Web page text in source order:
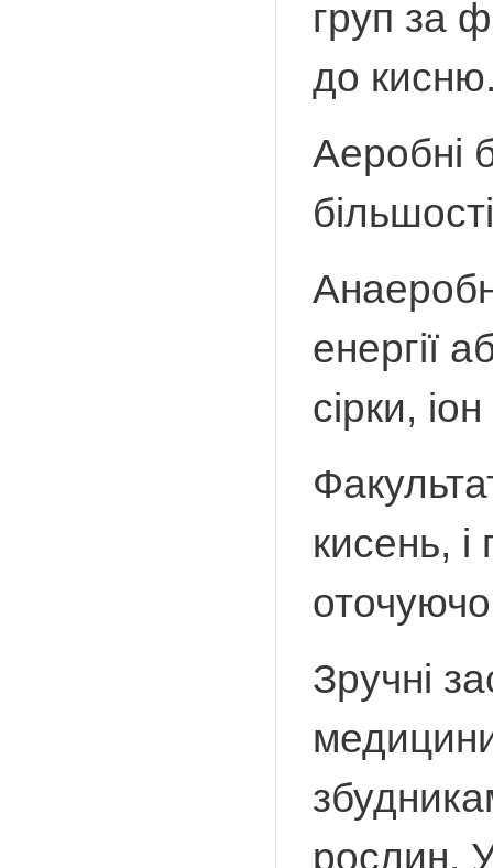
груп за
до
Аеробні
енергії
сірки,
кисень,
Зручні
рослин.